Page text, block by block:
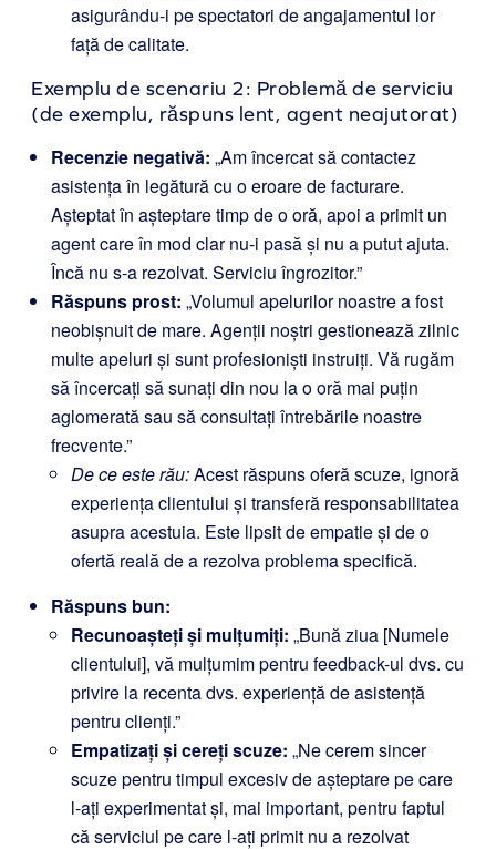
asigurându-i pe spectatori de angajamentul lor
față de calitate.
Exemplu de scenariu 2: Problemă de serviciu
(de exemplu, răspuns lent, agent neajutorat)
Recenzie negativă: „Am încercat să contactez
asistența în legătură cu o eroare de facturare.
Așteptat în așteptare timp de o oră, apoi a primit un
agent care în mod clar nu-i pasă și nu a putut ajuta.
Încă nu s-a rezolvat. Serviciu îngrozitor.”
Răspuns prost: „Volumul apelurilor noastre a fost
neobișnuit de mare. Agenții noștri gestionează zilnic
multe apeluri și sunt profesioniști instruiți. Vă rugăm
să încercați să sunați din nou la o oră mai puțin
aglomerată sau să consultați întrebările noastre
frecvente.”
De ce este rău:Acest răspuns oferă scuze, ignoră
experiența clientului și transferă responsabilitatea
asupra acestuia. Este lipsit de empatie și de o
ofertă reală de a rezolva problema specifică.
Răspuns bun:
Recunoașteți și mulțumiți: „Bună ziua [Numele
clientului], vă mulțumim pentru feedback-ul dvs. cu
privire la recenta dvs. experiență de asistență
pentru clienți.”
Empatizați și cereți scuze: „Ne cerem sincer
scuze pentru timpul excesiv de așteptare pe care
l-ați experimentat și, mai important, pentru faptul
că serviciul pe care l-ați primit nu a rezolvat